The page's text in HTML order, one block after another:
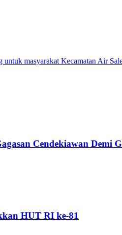
masyarakat Kecamatan Air
Cendekiawan Demi
HUT RI ke-81